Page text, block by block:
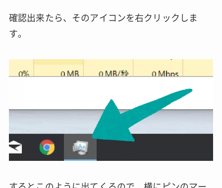
確認出来たら、そのアイコンを右クリックしま
す。